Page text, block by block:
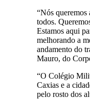
“Nós queremos
todos.
Estamos aqui
melhorando a
andamento do
Mauro, do
“O Colégio
Caxias e a
pelo rosto dos